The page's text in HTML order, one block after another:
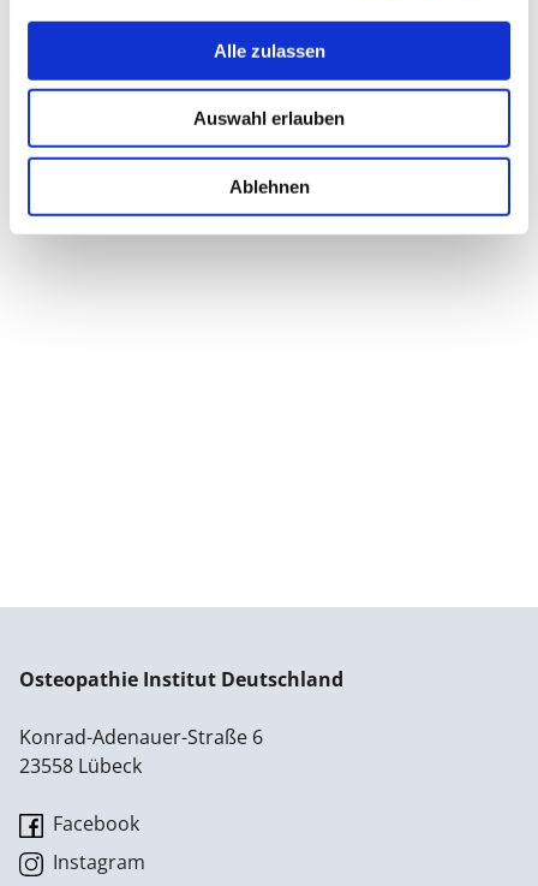
Alle zulassen
Auswahl erlauben
Ablehnen
Osteopathie Institut Deutschland
Konrad-Adenauer-Straße 6
23558 Lübeck
Facebook
Instagram